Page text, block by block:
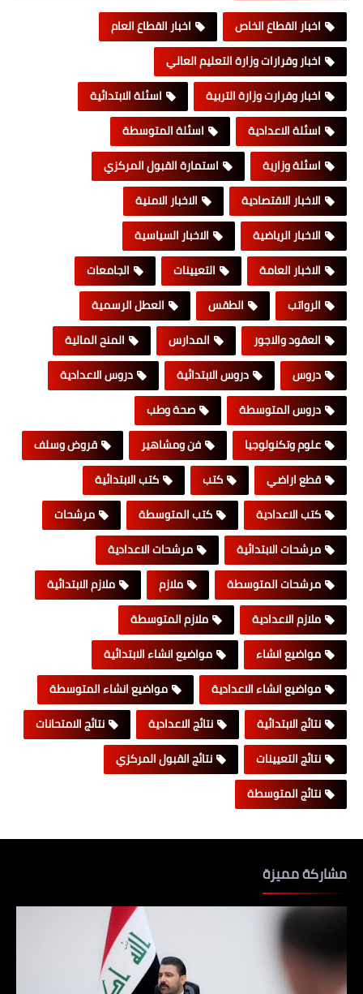
اخبار القطاع الخاص
اخبار القطاع العام
اخبار وقرارات وزارة التعليم العالي
اخبار وقرارت وزارة التربية
اسئلة الابتدائية
اسئلة الاعدادية
اسئلة المتوسطة
اسئلة وزارية
استمارة القبول المركزي
الاخبار الاقتصادية
الاخبار الامنية
الاخبار الرياضية
الاخبار السياسية
الاخبار العامة
التعيينات
الجامعات
الرواتب
الطقس
العطل الرسمية
العقود والاجور
المدارس
المنح المالية
دروس
دروس الابتدائية
دروس الاعدادية
دروس المتوسطة
صحة وطب
علوم وتكنولوجيا
فن ومشاهير
قروض وسلف
قطع اراضي
كتب
كتب الابتدائية
كتب الاعدادية
كتب المتوسطة
مرشحات
مرشحات الابتدائية
مرشحات الاعدادية
مرشحات المتوسطة
ملازم
ملازم الابتدائية
ملازم الاعدادية
ملازم المتوسطة
مواضيع انشاء
مواضيع انشاء الابتدائية
مواضيع انشاء الاعدادية
مواضيع انشاء المتوسطة
نتائج الابتدائية
نتائج الاعدادية
نتائج الامتحانات
نتائج التعيينات
نتائج القبول المركزي
نتائج المتوسطة
مشاركة مميزة